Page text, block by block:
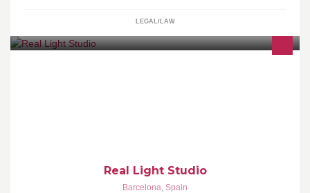
LEGAL/LAW
Real Light Studio
Barcelona, Spain